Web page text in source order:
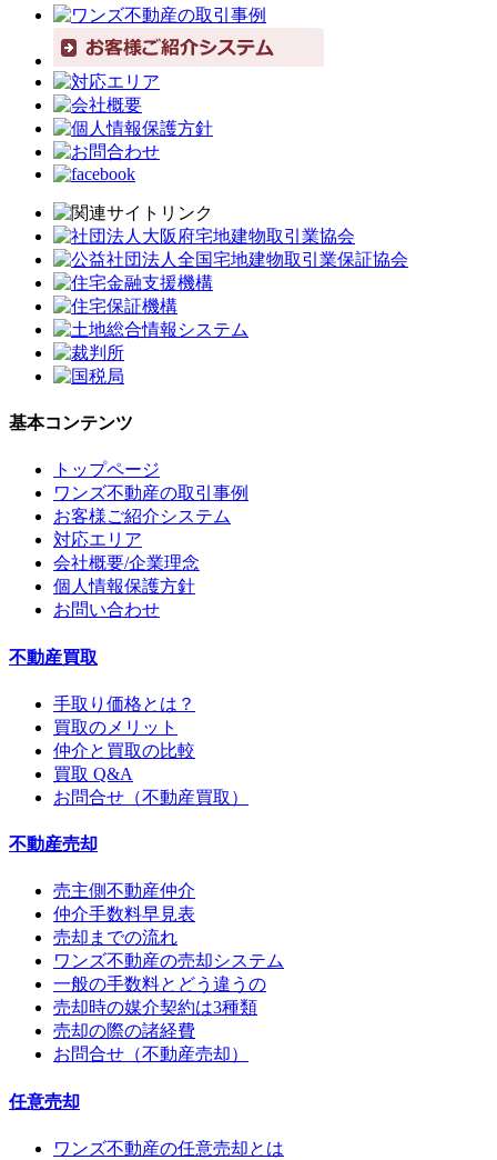
基本コンテンツ
トップページ
ワンズ不動産の取引事例
お客様ご紹介システム
対応エリア
会社概要/企業理念
個人情報保護方針
お問い合わせ
不動産買取
手取り価格とは？
買取のメリット
仲介と買取の比較
買取 Q&A
お問合せ（不動産買取）
不動産売却
売主側不動産仲介
仲介手数料早見表
売却までの流れ
ワンズ不動産の売却システム
一般の手数料とどう違うの
売却時の媒介契約は3種類
売却の際の諸経費
お問合せ（不動産売却）
任意売却
ワンズ不動産の任意売却とは